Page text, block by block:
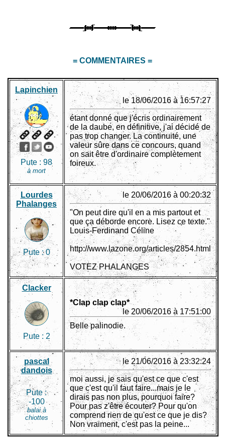
= COMMENTAIRES =
Lapinchien
Pute : 98
à mort
le 18/06/2016 à 16:57:27
étant donné que j'écris ordinairement
de la daube, en définitive, j'ai décidé de
pas trop changer. La continuité, une
valeur sûre dans ce concours, quand
on sait être d'ordinaire complètement
foireux.
Lourdes
Phalanges
Pute :0
le 20/06/2016 à 00:20:32
"On peut dire qu'il en a mis partout et
que ça déborde encore. Lisez ce texte."
Louis-Ferdinand Céline
http://www.lazone.org/articles/2854.html
VOTEZ PHALANGES
Clacker
Pute : 2
*Clap clap clap*
le 20/06/2016 à 17:51:00
Belle palinodie.
pascal
dandois
Pute :
-100
balai à
chiottes
le 21/06/2016 à 23:32:24
moi aussi, je sais qu'est ce que c'est
que c'est qu'il faut faire...mais je le
dirais pas non plus, pourquoi faire?
Pour pas z'être écouter? Pour qu'on
comprend rien de qu'est ce que je dis?
Non vraiment, c'est pas la peine...